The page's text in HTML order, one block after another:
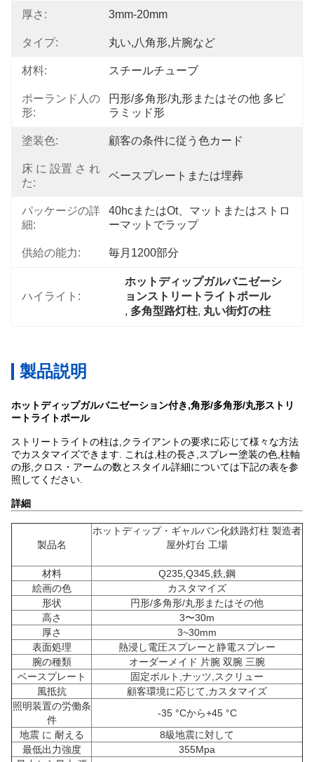
厚さ: 3mm-20mm
タイプ: 丸い,八角形,片腕など
材料: スチールチューブ
ポーランド人の
形:
円形/多角形/丸形またはその他 多ピ
ラミッド形
塗装色: 顧客の条件に従う色カード
床 に 設置 さ れ
た:
ベースプレートまたは埋葬
パッケージの詳
細:
40hcまたはot、マットまたはストロ
ーマットでラップ
供給の能力: 毎月1200部分
ハイライト:
ホットディップガルバニゼーシ
ョンストリートライトポール
, 多角型路灯柱, 丸い街灯の柱
製品説明
ホットディップガルバニゼーション付き,角形/多角形/丸形ストリ
ートライトポール
ストリートライトの柱は,クライアントの要求に応じて様々な方法
でカスタマイズできます. これは,柱の長さ,スプレー塗装の色,柱軸
の形,クロス・アームの数とスタイル詳細については下記の表を参
照してください.
詳細
製品名
ホットディップ・ギャルバン化鉄路灯柱 製造者
屋外灯台 工場
材料
Q235,Q345,鉄,鋼
絵画の色
カスタマイズ
形状
円形/多角形/丸形またはその他
高さ
3〜30m
厚さ
3~30mm
表面処理
熱浸し電圧スプレーと静電スプレー
腕の種類
オーダーメイド 片腕 双腕 三腕
ベースプレート
固定ボルト,ナッツ,スクリュー
風抵抗
顧客環境に応じて,カスタマイズ
照明装置の労働条
件
-35 °Cから+45 °C
地震 に 耐える
8級地震に対して
最低出力強度
355Mpa